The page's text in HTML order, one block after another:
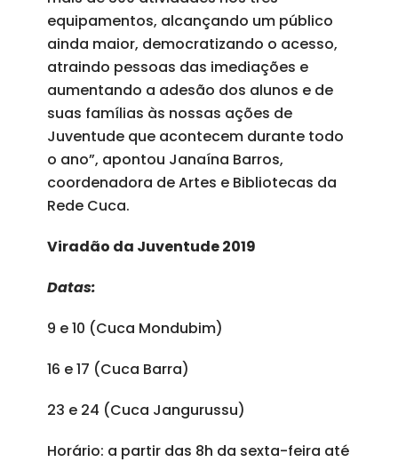
equipamentos, alcançando um público
ainda maior, democratizando o acesso,
atraindo pessoas das imediações e
aumentando a adesão dos alunos e de
suas famílias às nossas ações de
Juventude que acontecem durante todo
o ano”, apontou Janaína Barros,
coordenadora de Artes e Bibliotecas da
Rede Cuca.
Viradão da Juventude 2019
Datas:
9 e 10 (Cuca Mondubim)
16 e 17 (Cuca Barra)
23 e 24 (Cuca Jangurussu)
Horário: a partir das 8h da sexta-feira até